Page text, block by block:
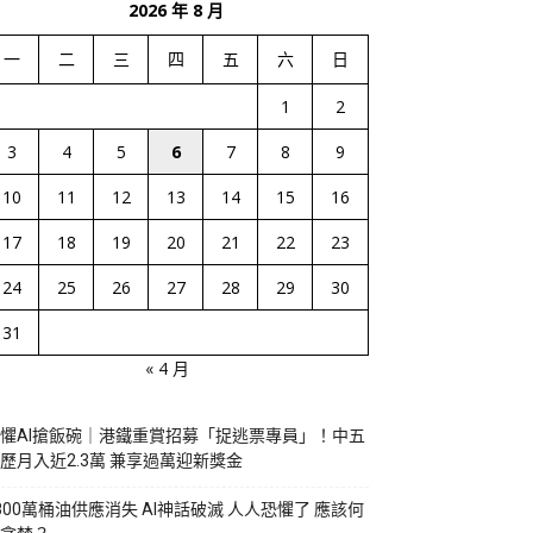
2026 年 8 月
一 二 三 四 五 六 日
1
2
3
4 5 6 7 8
9
10
11 12 13 14 15
16
17
18 19 20 21 22
23
24
25 26 27 28 29
30
31
« 4 月
AI搶飯碗｜港鐵重賞招募「捉逃票專員」！中五
月入近2.3萬 兼享過萬迎新獎金
萬桶油供應消失 AI神話破滅 人人恐懼了 應該何